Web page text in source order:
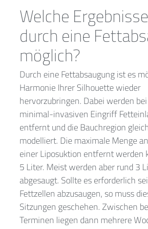
Welche
durch eine
möglich?
Durch eine Fettabsaugung ist es
Harmonie Ihrer Silhouette wieder
hervorzubringen. Dabei werden
minimal-invasiven Eingriff
entfernt und die Bauchregion
modelliert. Die maximale Menge
einer Liposuktion entfernt werden
5 Liter. Meist werden aber rund 3
abgesaugt. Sollte es erforderlich
Fettzellen abzusaugen, so muss
Sitzungen geschehen. Zwischen
Terminen liegen dann mehrere